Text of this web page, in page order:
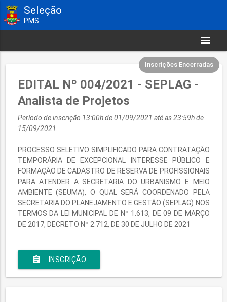
Seleção
PMS
menu
Inscrições Encerradas
EDITAL Nº 004/2021 - SEPLAG -
Analista de Projetos
Período de inscrição 13:00h de 01/09/2021 até as 23:59h de
15/09/2021.
PROCESSO SELETIVO SIMPLIFICADO PARA CONTRATAÇÃO
TEMPORÁRIA DE EXCEPCIONAL INTERESSE PÚBLICO E
FORMAÇÃO DE CADASTRO DE RESERVA DE PROFISSIONAIS
PARA ATENDER A SECRETARIA DO URBANISMO E MEIO
AMBIENTE (SEUMA), O QUAL SERÁ COORDENADO PELA
SECRETARIA DO PLANEJAMENTO E GESTÃO (SEPLAG) NOS
TERMOS DA LEI MUNICIPAL DE Nº 1.613, DE 09 DE MARÇO
DE 2017, DECRETO Nº 2.712, DE 30 DE JULHO DE 2021
assignment INSCRIÇÃO